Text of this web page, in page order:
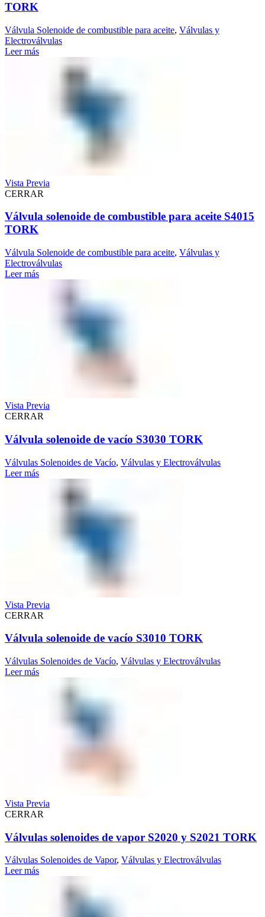
TORK
Válvula Solenoide de combustible para aceite, Válvulas y
Electroválvulas
Leer más
Vista Previa
CERRAR
Válvula solenoide de combustible para aceite S4015
TORK
Válvula Solenoide de combustible para aceite, Válvulas y
Electroválvulas
Leer más
Vista Previa
CERRAR
Válvula solenoide de vacío S3030 TORK
Válvulas Solenoides de Vacío, Válvulas y Electroválvulas
Leer más
Vista Previa
CERRAR
Válvula solenoide de vacío S3010 TORK
Válvulas Solenoides de Vacío, Válvulas y Electroválvulas
Leer más
Vista Previa
CERRAR
Válvulas solenoides de vapor S2020 y S2021 TORK
Válvulas Solenoides de Vapor, Válvulas y Electroválvulas
Leer más